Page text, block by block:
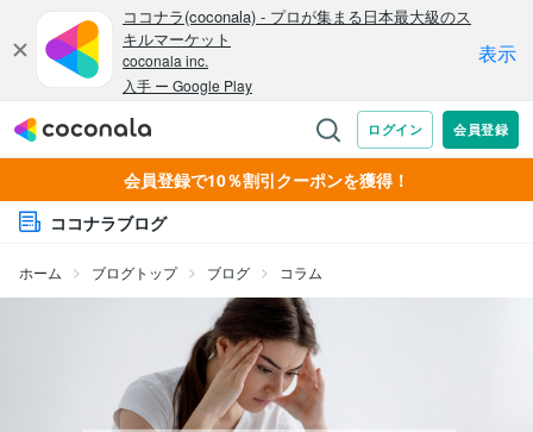
会員登録で10％割引クーポンを獲得！
ココナラブログ
ホーム ブログトップ ブログ コラム